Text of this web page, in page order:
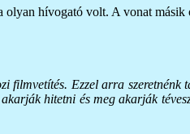
hívogató volt. A vonat
filmvetítés. Ezzel arra
hitetni és meg akarják